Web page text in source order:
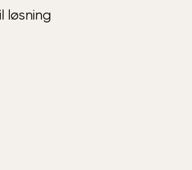
løsning